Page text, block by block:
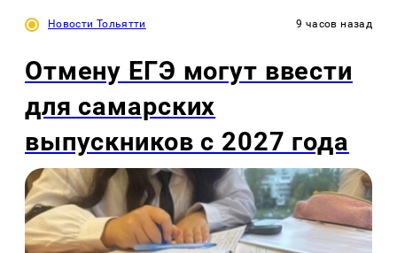
Новости Тольятти 9 часов назад
Отмену ЕГЭ могут ввести
для самарских
выпускников с 2027 года